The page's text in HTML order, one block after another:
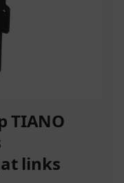
TIANO
links